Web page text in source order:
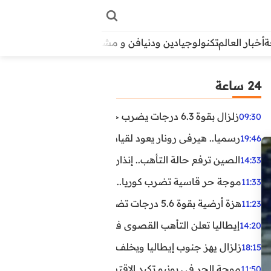
أخبار العالمتكنولوجيادين ودنيافن و مشاهير
24 ساعة
09:30زلزال بقوة 6.3 درجات يضرب جنوب الفلبين.. ولا تحذير من تسونامي حتى الآن
19:46رسميا.. هيرفي رونار يعود لقيادة منتخب كوت ديفوار
14:33الصين ترفع حالة التأهب.. إنذاران جديدان بسبب الأمطار
11:33موجة حر قاسية تضرب كوريا.. وفيات وإصابات ونفوق مئات
11:23هزة أرضية بقوة 5.6 درجات تضرب مصر
14:20إيطاليا تعلن التأهب القصوى في 23 مدينة بسبب موجة حر شديدة
18:15زلزال يهز جنوب إيطاليا ويخلف عشرات الجرحى